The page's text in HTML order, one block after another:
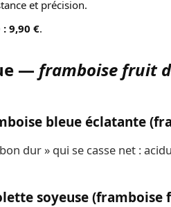
et précision.
: 9,90 €.
— framboise fruit
bleue éclatante
dur » qui se casse net :
soyeuse